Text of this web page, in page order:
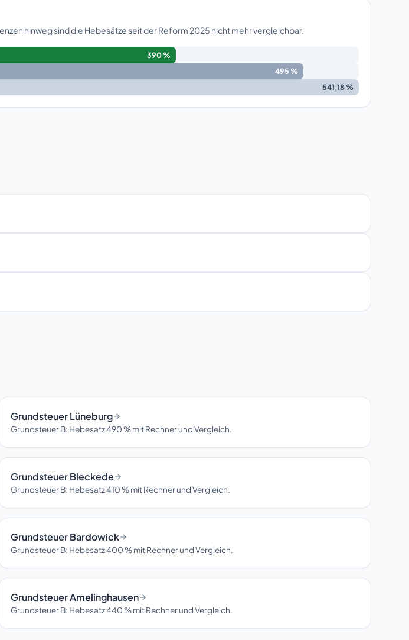
hinweg sind die Hebesätze seit der Reform 2025 nicht mehr vergleichbar.
390 %
495 %
541,18 %
Grundsteuer Lüneburg
Grundsteuer B: Hebesatz 490 % mit Rechner und Vergleich.
Grundsteuer Bleckede
Grundsteuer B: Hebesatz 410 % mit Rechner und Vergleich.
Grundsteuer Bardowick
Grundsteuer B: Hebesatz 400 % mit Rechner und Vergleich.
Grundsteuer Amelinghausen
Grundsteuer B: Hebesatz 440 % mit Rechner und Vergleich.